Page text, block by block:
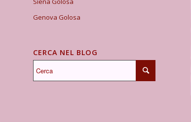
Genova Golosa
CERCA NEL BLOG